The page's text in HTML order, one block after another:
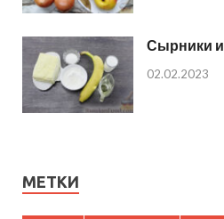
Сырники
02.02.2023
МЕТКИ